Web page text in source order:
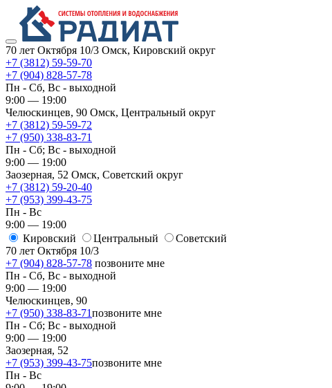
70 лет Октября 10/3 Омск, Кировский округ
+7 (3812) 59-59-70
+7 (904) 828-57-78
Пн - Сб, Вс - выходной
9:00 — 19:00
Челюскинцев, 90 Омск, ​Центральный округ
+7 (3812) 59-59-72
+7 (950) 338-83-71
Пн - Сб; Вс - выходной
9:00 — 19:00
Заозерная, 52 Омск, ​Советский округ
+7 (3812) 59-20-40
+7 (953) 399-43-75
Пн - Вс
9:00 — 19:00
Кировский
​Центральный
​Советский
70 лет Октября 10/3
+7 (904) 828-57-78 позвоните мне
Пн - Сб, Вс - выходной
9:00 — 19:00
Челюскинцев, 90
+7 (950) 338-83-71позвоните мне
Пн - Сб; Вс - выходной
9:00 — 19:00
Заозерная, 52
+7 (953) 399-43-75позвоните мне
Пн - Вс